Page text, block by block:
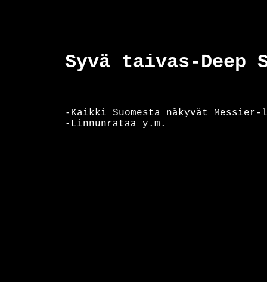
Syvä taivas-Deep
-Kaikki Suomesta näkyvät
-Linnunrataa y.m.